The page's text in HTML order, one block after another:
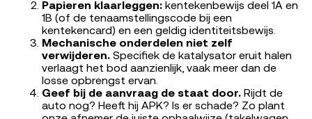
Papieren klaarleggen: kentekenbewijs deel 1A en
1B (of de tenaamstellingscode bij een
kentekencard) en een geldig identiteitsbewijs.
Mechanische onderdelen niet zelf
verwijderen. Specifiek de katalysator eruit halen
verlaagt het bod aanzienlijk, vaak meer dan de
losse opbrengst ervan.
Geef bij de aanvraag de staat door. Rijdt de
auto nog? Heeft hij APK? Is er schade? Zo plant